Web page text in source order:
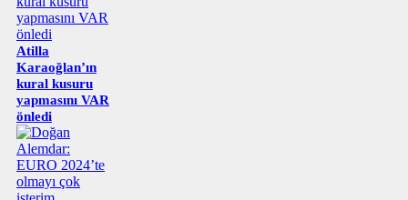
Atilla
Karaoğlan’ın
kural kusuru
yapmasını VAR
önledi